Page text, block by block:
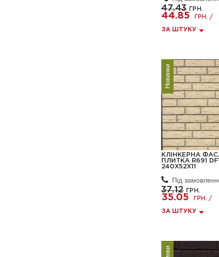
47.43 ГРН.
44.85 ГРН. /
ЗА ШТУКУ
Новинки
КЛІНКЕРНА
ПЛИТКА R691
240X52X11
Під
37.12 ГРН.
35.05 ГРН. /
ЗА ШТУКУ